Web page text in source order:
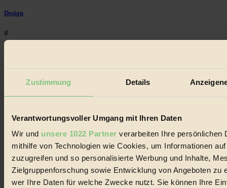
Zustimmung Details
Verantwortungsvoller Umgang mit Ihren Daten
Wir und unsere 1022 Partner verarbeiten Ihre persönlichen
mithilfe von Technologien wie Cookies, um Informationen
zuzugreifen und so personalisierte Werbung und Inhalte,
Zielgruppenforschung sowie Entwicklung von Angeboten zu
wer Ihre Daten für welche Zwecke nutzt. Sie können Ihre
Design
#
Recycling
Eco Fashion